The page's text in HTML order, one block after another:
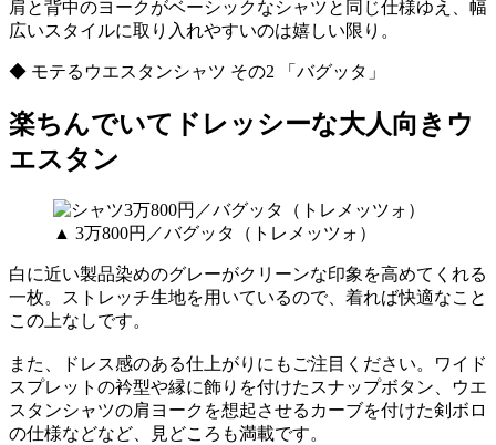
肩と背中のヨークがベーシックなシャツと同じ仕様ゆえ、幅
広いスタイルに取り入れやすいのは嬉しい限り。
◆ モテるウエスタンシャツ その2 「バグッタ」
楽ちんでいてドレッシーな大人向きウ
エスタン
▲ 3万800円／バグッタ（トレメッツォ）
白に近い製品染めのグレーがクリーンな印象を高めてくれる
一枚。ストレッチ生地を用いているので、着れば快適なこと
この上なしです。
また、ドレス感のある仕上がりにもご注目ください。ワイド
スプレットの衿型や縁に飾りを付けたスナップボタン、ウエ
スタンシャツの肩ヨークを想起させるカーブを付けた剣ボロ
の仕様などなど、見どころも満載です。